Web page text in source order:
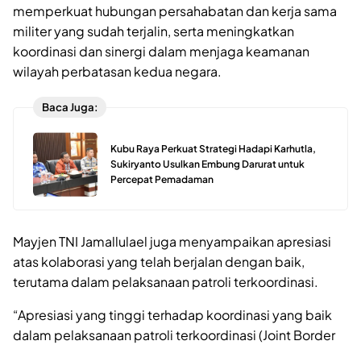
memperkuat hubungan persahabatan dan kerja sama
militer yang sudah terjalin, serta meningkatkan
koordinasi dan sinergi dalam menjaga keamanan
wilayah perbatasan kedua negara.
Baca Juga:
Kubu Raya Perkuat Strategi Hadapi Karhutla,
Sukiryanto Usulkan Embung Darurat untuk
Percepat Pemadaman
Mayjen TNI Jamallulael juga menyampaikan apresiasi
atas kolaborasi yang telah berjalan dengan baik,
terutama dalam pelaksanaan patroli terkoordinasi.
“Apresiasi yang tinggi terhadap koordinasi yang baik
dalam pelaksanaan patroli terkoordinasi (Joint Border